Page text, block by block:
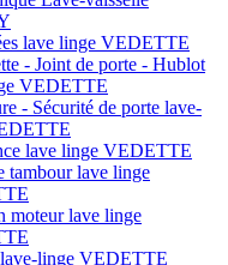
lave linge VEDETTE
- Joint de porte - Hublot
VEDETTE
- Sécurité de porte lave-
lave linge VEDETTE
tambour lave linge
moteur lave linge
linge VEDETTE